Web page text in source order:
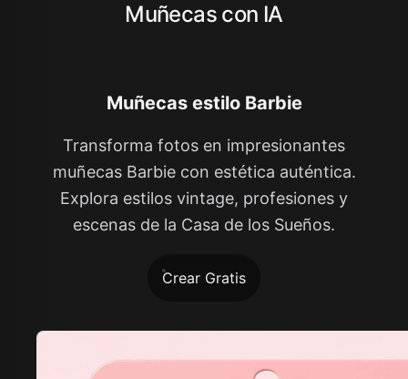
Muñecas con IA
Muñecas estilo Barbie
Transforma fotos en impresionantes
muñecas Barbie con estética auténtica.
Explora estilos vintage, profesiones y
escenas de la Casa de los Sueños.
Crear Gratis